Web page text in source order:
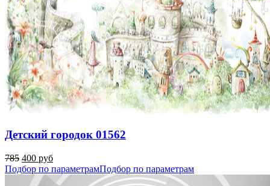
Детский городок 01562
785 400 руб
Подбор по параметрамПодбор по параметрам